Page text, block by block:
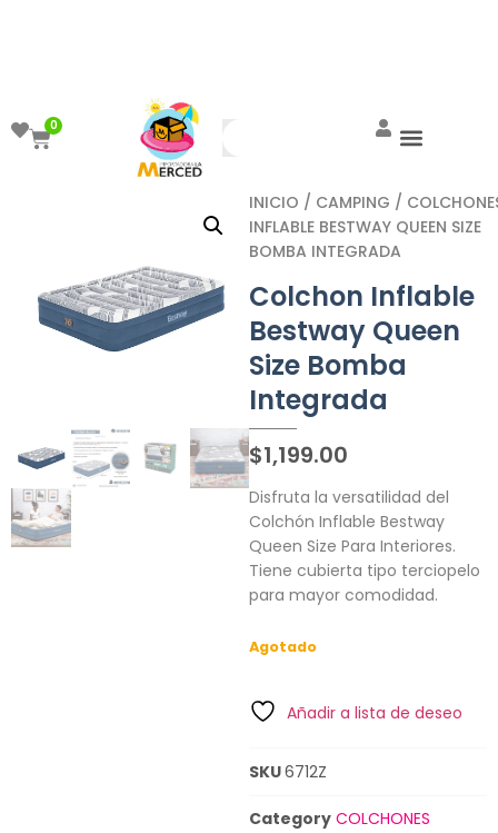
0
INICIO / CAMPING /
INFLABLE BESTWAY QUEEN SIZE
BOMBA INTEGRADA
Colchon Inflable
Bestway Queen
Size Bomba
Integrada
$1,199.00
Disfruta la versatilidad del
Colchón Inflable Bestway
Queen Size Para Interiores.
Tiene cubierta tipo terciopelo
para mayor comodidad.
Agotado
Añadir a lista de deseo
SKU6712Z
Category COLCHONES